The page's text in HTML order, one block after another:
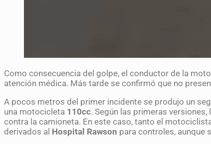
Como consecuencia del golpe, el conductor de la
atención médica. Más tarde se confirmó que no
A pocos metros del primer incidente se produjo un
una motocicleta 110cc. Según las primeras
contra la camioneta. En este caso, tanto el
derivados al Hospital Rawson para controles, aunque